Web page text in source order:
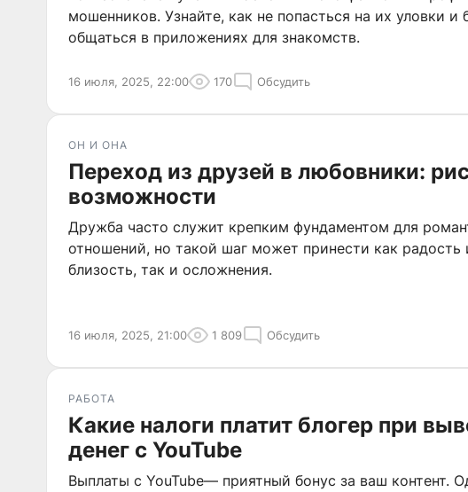
мошенников. Узнайте, как не попасться на их уловки и
общаться в приложениях для знакомств.
16 июля, 2025, 22:00 170 Обсудить
ОН И ОНА
Переход из друзей в любовники:
возможности
Дружба часто служит крепким фундаментом для
отношений, но такой шаг может принести как радость
близость, так и осложнения.
16 июля, 2025, 21:00 1 809 Обсудить
РАБОТА
Какие налоги платит блогер при
денег с YouTube
Выплаты с YouTube— приятный бонус за ваш контент.